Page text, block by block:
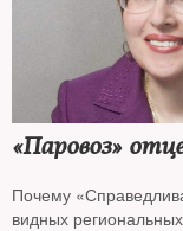
«Паровоз»
Почему
видных